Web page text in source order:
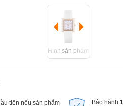
Hình sản phẩm
tiên nếu sản phẩm
Bảo hành